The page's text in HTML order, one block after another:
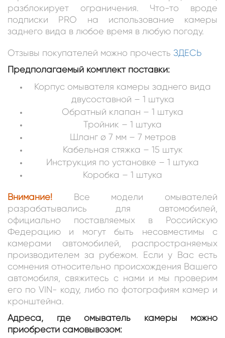
разблокирует ограничения. Что-то вроде
подписки PRO на использование камеры
заднего вида в любое время в любую погоду.
Отзывы покупателей можно прочесть ЗДЕСЬ
Предполагаемый комплект поставки:
Корпус омывателя камеры заднего вида
двусоставной – 1 штука
Обратный клапан – 1 штука
Тройник – 1 штука
Шланг ø 7 мм – 7 метров
Кабельная стяжка – 15 штук
Инструкция по установке – 1 штука
Коробка – 1 штука
Внимание!
Все модели омывателей
разрабатывались для автомобилей,
официально поставляемых в Российскую
Федерацию и могут быть несовместимы с
камерами автомобилей, распространяемых
производителем за рубежом. Если у Вас есть
сомнения относительно происхождения Вашего
автомобиля, свяжитесь с нами и мы проверим
его по VIN- коду, либо по фотографиям камер и
кронштейна.
Адреса, где омыватель камеры можно
приобрести самовывозом: